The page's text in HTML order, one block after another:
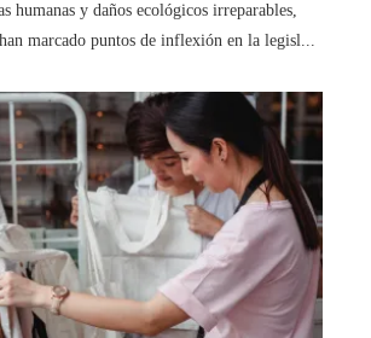
humanas y daños ecológicos irreparables,
marcado puntos de inflexión en la legisl...